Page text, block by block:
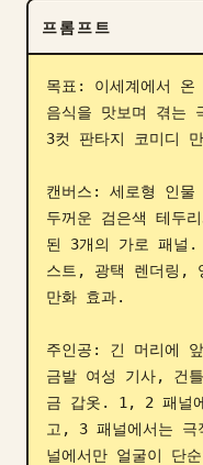
다운로드
블로그
업데이트
프롬프트
목표: 이세계에서 온
음식을 맛보며 겪는
3컷 판타지 코미디
캔버스: 세로형 인
두꺼운 검은색 테두
된 3개의 가로 패널.
스트, 광택 렌더링,
만화 효과.
주인공: 긴 머리에
금발 여성 기사, 건
금 갑옷. 1, 2 패널
고, 3 패널에서는
널에서만 얼굴이 단